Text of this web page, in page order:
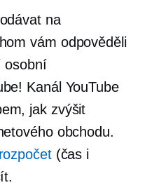
na
vám odpověděli
osobní
Kanál YouTube
jak zvýšit
obchodu.
(čas i